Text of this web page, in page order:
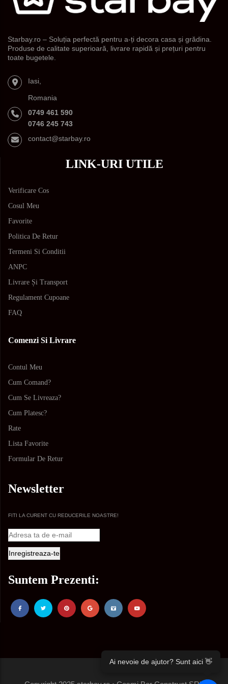
Starbay.ro – Soluția perfectă pentru a-ți decora casa și grădina.
Produse de calitate superioară, livrare rapidă și prețuri pentru
toate bugetele.
Iasi,
Romania
0749 461 590
0746 245 743
contact@starbay.ro
LINK-URI UTILE
Verificare Cos
Cosul Meu
Favorite
Politica De Retur
Termeni Si Conditii
ANPC
Livrare Și Transport
Regulament Cupoane
FAQ
Comenzi Si Livrare
Contul Meu
Cum Comand?
Cum Se Livreaza?
Cum Platesc?
Rate
Lista Favorite
Formular De Retur
Newsletter
FITI LA CURENT CU REDUCERILE NOASTRE!
Suntem Prezenti:
Ai nevoie de ajutor? Sunt aici 👋